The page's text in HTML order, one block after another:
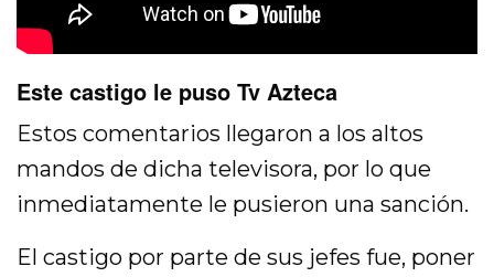
Este castigo le puso Tv Azteca
Estos comentarios llegaron a los altos
mandos de dicha televisora, por lo que
inmediatamente le pusieron una sanción.
El castigo por parte de sus jefes fue, poner